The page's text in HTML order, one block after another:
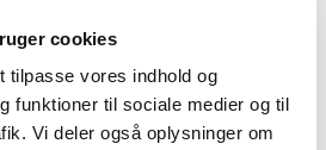
cookies
tilpasse vores indhold og
funktioner til sociale medier og til
Vi deler også oplysninger om
læge og i visse tilfælde det
oplysninger til pårørende